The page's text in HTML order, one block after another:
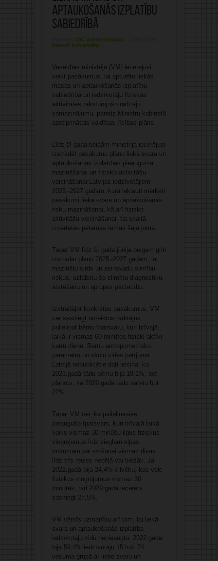
aptaukošanās izplatību
sabiedrībā
MIC Administrācija
Rakstīt komentāru
Veselības ministrija (VM) iecerējusi
veikt pasākumus, lai apturētu liekās
masas un aptaukošanās izplatību
sabiedrībā un iedzīvotāju fiziskās
aktivitātes raksturojošo rādītāju
samazinājumu, paredz Ministru kabinetā
apstiprinātais valdības rīcības plāns.
Līdz šī gada beigām ministrija iecerējusi
izstrādāt pasākumu plānu liekā svara un
aptaukošanās izplatības pieauguma
mazināšanai un fizisko aktivitāšu
veicināšanai Latvijas iedzīvotājiem
2025.-2027.gadam, kurā iekļauti mērķēti
pasākumi liekā svara un aptaukošanās
risku mazināšanai, kā arī fizisko
aktivitāšu veicināšanai, tai skaitā
izvērtētas pētāmās tēmas šajā jomā.
Tāpat VM līdz šī gada jūnija beigām grib
izstrādāt plānu 2025.-2027.gadam, lai
mazinātu sirds un asinsvadu slimību
riskus, uzlabotu šo slimību diagnostiku,
ārstēšanu un aprūpes pēctecību.
Izstrādājot konkrētus pasākumus, VM
cer sasniegt noteiktus rādītājus,
palielinot bērnu īpatsvaru, kuri brīvajā
laikā ir vismaz 60 minūtes fiziski aktīvi
katru dienu. Bērnu antropometrisko
parametru un skolu vides pētījuma
Latvijā nepublicētie dati liecina, ka
2023.gadā tādu bērnu bija 18,1%, bet
plānots, ka 2029.gadā tādu varētu būt
22%.
Tāpat VM cer, ka palielināsies
pieaugušo īpatsvars, kuri brīvajā laikā
veiks vismaz 30 minūšu ilgus fiziskus
vingrojumus līdz vieglam elpas
trūkumam vai svīšanai vismaz divas
līdz trīs reizes nedēļā vai biežāk. Ja
2022.gadā bija 24,4% cilvēku, kas veic
fiziskus vingrojumus vismaz 30
minūtes, tad 2029.gadā iecerēts
sasniegt 27,5%.
VM vērsīs uzmanību arī tam, lai liekā
svara un aptaukošanās izplatība
iedzīvotāju vidū nepieaugtu. 2022.gadā
bija 59,4% iedzīvotāju 15 līdz 74
vecuma grupā ar lieko svaru un